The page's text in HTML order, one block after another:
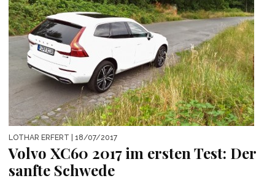
LOTHAR ERFERT | 18/07/2017
Volvo XC60 2017 im ersten Test: Der
sanfte Schwede